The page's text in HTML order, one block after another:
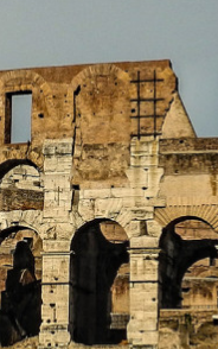
(509-265 гг до н.э.)
Поздняя Республика
(264-27 гг до н.э.)
Империя. Принципат
(27 г до н.э. — 284 г
н.э.)
Империя. Доминат
(284-476 гг)
Темные Века. Готы
Темные Века.
Экзархат
Музеи
храмы
Арки,